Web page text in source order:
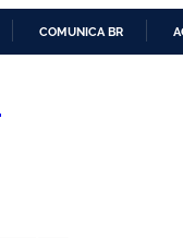
COMUNICA BR